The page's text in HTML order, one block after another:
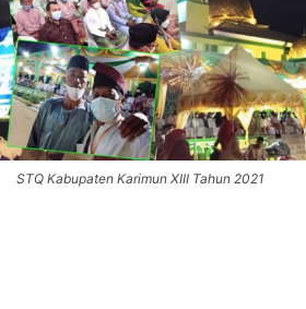
STQ Kabupaten Karimun XIII Tahun 2021